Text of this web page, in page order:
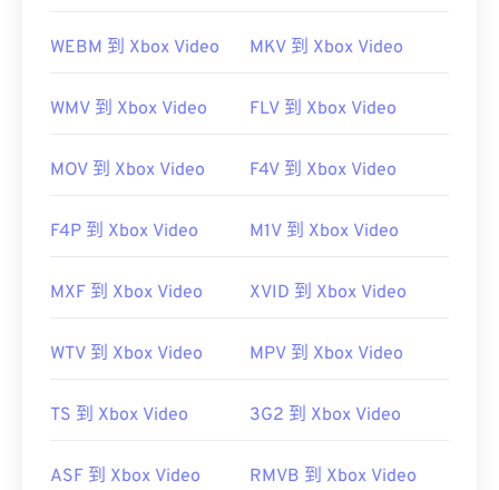
3GP 是一种灵活的文件格式，支持通过 3GPP定时文
菜单，但与提供此类支持的免费第三方工具兼容。例
首次发行： 1997年
https://en.wikipedia.org/wiki/3GP_and_3G2
https://www.3gpp.org/
WEBM 到 Xbox Video MKV 到 Xbox Video
WMV 到 Xbox Video FLV 到 Xbox Video
MOV 到 Xbox Video F4V 到 Xbox Video
F4P 到 Xbox Video M1V 到 Xbox Video
MXF 到 Xbox Video XVID 到 Xbox Video
WTV 到 Xbox Video MPV 到 Xbox Video
TS 到 Xbox Video 3G2 到 Xbox Video
ASF 到 Xbox Video RMVB 到 Xbox Video